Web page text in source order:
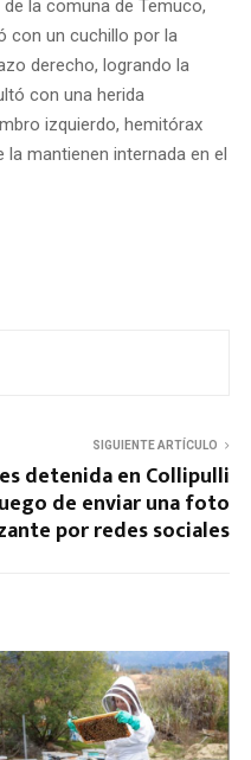
la comuna de Temuco,
con un cuchillo por la
derecho, logrando la
con una herida
izquierdo, hemitórax
mantienen internada en el
SIGUIENTE ARTÍCULO
detenida en Collipulli
de enviar una foto
por redes sociales